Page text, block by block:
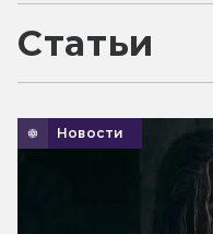
Статьи
Новости